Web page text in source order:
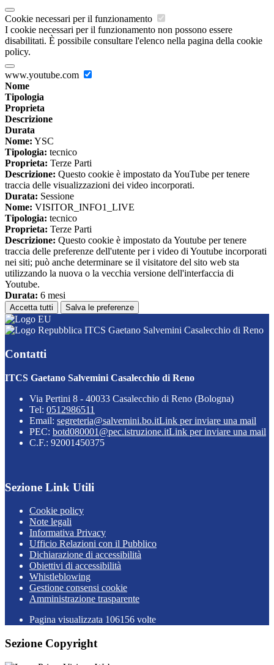
Cookie necessari per il funzionamento
I cookie necessari per il funzionamento non possono essere
disabilitati. È possibile consultare l'elenco nella pagina della cookie
policy.
www.youtube.com
Nome
Tipologia
Proprieta
Descrizione
Durata
Nome: YSC
Tipologia: tecnico
Proprieta: Terze Parti
Descrizione: Questo cookie è impostato da YouTube per tenere
traccia delle visualizzazioni dei video incorporati.
Durata: Sessione
Nome: VISITOR_INFO1_LIVE
Tipologia: tecnico
Proprieta: Terze Parti
Descrizione: Questo cookie è impostato da Youtube per tenere
traccia delle preferenze dell'utente per i video di Youtube incorporati
nei siti; può anche determinare se il visitatore del sito web sta
utilizzando la nuova o la vecchia versione dell'interfaccia di
Youtube.
Durata: 6 mesi
Accetta tutti Salva le preferenze
ITCS Gaetano Salvemini Casalecchio di Reno
Contatti
ITCS Gaetano Salvemini Casalecchio di Reno
Via Pertini 8 - 40033 Casalecchio di Reno (Bologna)
Tel: 0512986511
Email: segreteria@salvemini.bo.itLink per inviare una mail
PEC: botd080001@pec.istruzione.itLink per inviare una mail
C.F.: 92001450375
Sezione Link Utili
Cookie policy
Note legali
Informativa Privacy
Ufficio Relazioni con il Pubblico
Dichiarazione di accessibilità
Obiettivi di accessibilità
Whistleblowing
Gestione consensi cookie
Amministrazione trasparente
Pagina visualizzata 106156 volte
Sezione Copyright